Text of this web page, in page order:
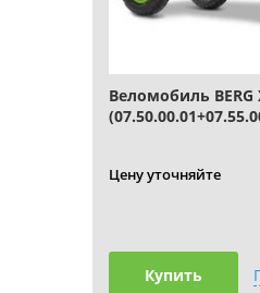
Веломобиль BERG
Цену уточняйте
Купить